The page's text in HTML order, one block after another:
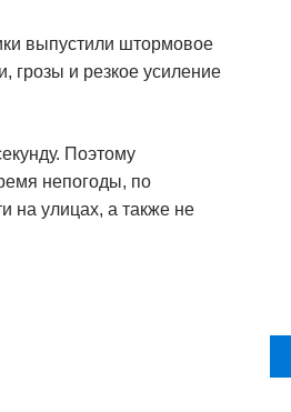
выпустили штормовое
и резкое усиление
Поэтому
непогоды, по
на улицах, а также не